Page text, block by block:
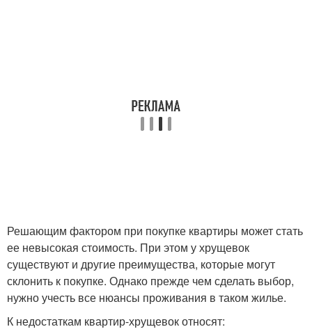
Решающим фактором при покупке квартиры может стать
ее невысокая стоимость. При этом у хрущевок
существуют и другие преимущества, которые могут
склонить к покупке. Однако прежде чем сделать выбор,
нужно учесть все нюансы проживания в таком жилье.
К недостаткам квартир-хрущевок относят: